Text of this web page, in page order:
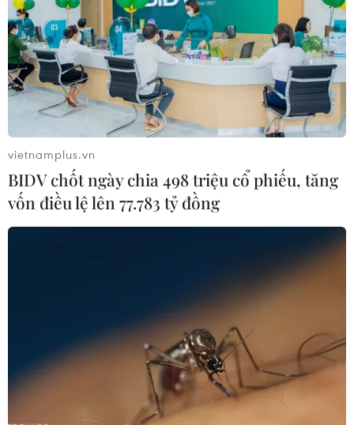
Cựu nghị sỹ Rocha Loures, một cố vấn thân cận của
Tổng thống Michel Temer, đã bị bắt ngày 3/6 do tình
nghi dính líu tới vụ bê bối tham nhũng làm rúng động
chính trường Brazil.
Tổng thống Brazil Michel Temer đứng
trước nguy cơ bị phế truất
07/06/2017 01:28
vietnamplus.vn
BIDV chốt ngày chia 498 triệu cổ phiếu, tăng
vốn điều lệ lên 77.783 tỷ đồng